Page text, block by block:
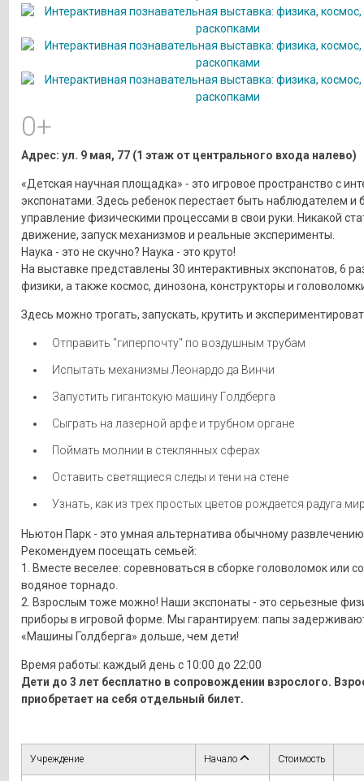
0+
Адрес: ул. 9 мая, 77 (1 этаж от центрального входа налево)
«Детская научная площадка» - это игровое пространство с
экспонатами. Здесь ребенок перестает быть наблюдателем и
управление физическими процессами в свои руки. Никакой
движение, запуск механизмов и реальные эксперименты.
Наука - это не скучно? Наука - это круто!
На выставке представлены 30 интерактивных экспонатов, 6
физики, а также космос, динозона, конструкторы и
Здесь можно трогать, запускать, крутить и
Отправить "гиперпочту" по воздушным трубам
Испытать механизмы Леонардо да Винчи
Запустить гигантскую машину Голдберга
Сыграть на лазерной арфе и трубном органе
Поймать молнии в стеклянных сферах
Оставить светящиеся следы и тени на стене
Узнать, как из трех простых цветов рождается радуга
Ньютон Парк - это умная альтернатива обычному
Рекомендуем посещать семьей:
1. Вместе веселее: соревноваться в сборке головоломок или
водяное торнадо.
2. Взрослым тоже можно! Наши экспонаты - это серьезные
приборы в игровой форме. Мы гарантируем: папы
«Машины Голдберга» дольше, чем дети!
Время работы: каждый день с 10:00 до 22:00
Дети до 3 лет бесплатно в сопровождении взрослого.
приобретает на себя отдельный билет.
Учреждение Начало Стоимость